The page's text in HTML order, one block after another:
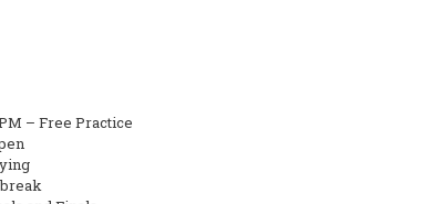
– Free Practice
break